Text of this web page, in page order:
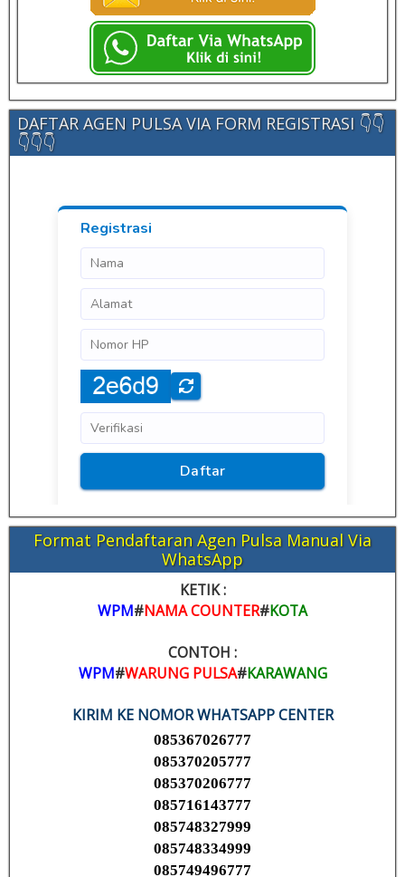
DAFTAR AGEN PULSA VIA FORM REGISTRASI 👇👇
👇👇👇
Format Pendaftaran Agen Pulsa Manual Via
WhatsApp
KETIK :
WPM#NAMA COUNTER#KOTA
CONTOH :
WPM#WARUNG PULSA#KARAWANG
KIRIM KE NOMOR WHATSAPP CENTER
085367026777
085370205777
085370206777
085716143777
085748327999
085748334999
085749496777